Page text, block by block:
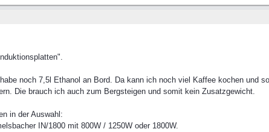
noch 7,5l Ethanol an Bord. Da kann ich noch viel Kaffee kochen und
Die brauch ich auch zum Bergsteigen und somit kein Zusatzgewicht.
in der Auswahl:
IN/1800 mit 800W / 1250W oder 1800W.